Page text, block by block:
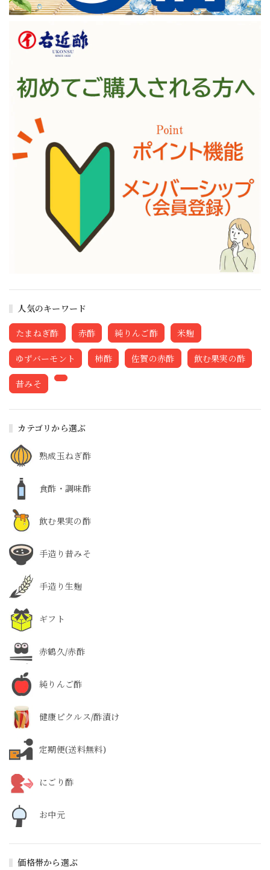
人気のキーワード
たまねぎ酢 赤酢 純りんご酢 米麹
ゆずバーモント 柿酢 佐賀の赤酢 飲む果実の酢
昔みそ
カテゴリから選ぶ
熟成玉ねぎ酢
食酢・調味酢
飲む果実の酢
手造り昔みそ
手造り生麹
ギフト
赤鶴久/赤酢
純りんご酢
健康ピクルス/酢漬け
定期便(送料無料)
にごり酢
お中元
価格帯から選ぶ